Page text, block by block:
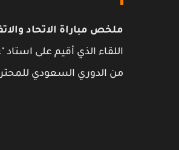
ملخص مباراة الاتحاد
اللقاء الذي أقيم على استاد
من الدوري السعودي